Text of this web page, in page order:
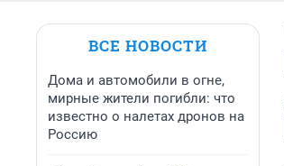
ВСЕ НОВОСТИ
Дома и автомобили в огне,
мирные жители погибли: что
известно о налетах дронов на
Россию